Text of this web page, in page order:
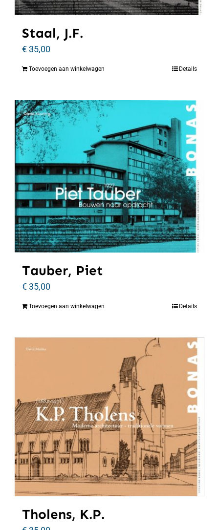
Staal, J.F.
€35,00
Toevoegen aan winkelwagen Details
Tauber, Piet
€35,00
Toevoegen aan winkelwagen Details
Tholens, K.P.